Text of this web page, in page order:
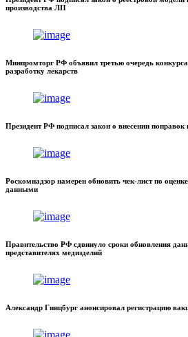
производства ЛП
Минпромторг РФ объявил третью очередь
разработку лекарств
Президент РФ подписал закон о внесении
Роскомнадзор намерен обновить чек-лист по
данными
Правительство РФ сдвинуло сроки обновления
представителях медизделий
Александр Гинцбург анонсировал регистрацию